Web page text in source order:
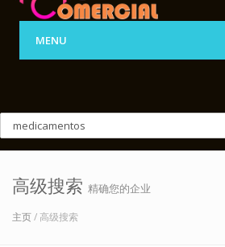
MENU
高级搜索 精确您的企业
主页/ 高级搜索